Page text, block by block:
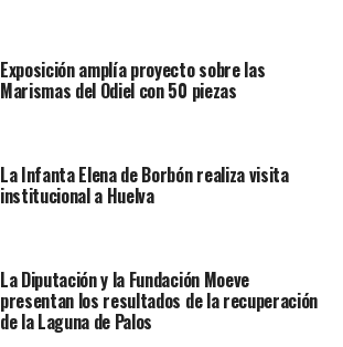
Exposición amplía proyecto sobre las
Marismas del Odiel con 50 piezas
La Infanta Elena de Borbón realiza visita
institucional a Huelva
La Diputación y la Fundación Moeve
presentan los resultados de la recuperación
de la Laguna de Palos